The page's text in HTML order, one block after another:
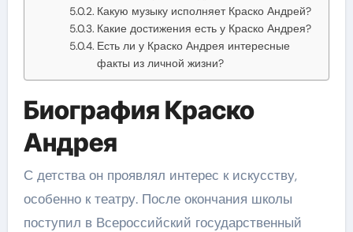
Какую музыку исполняет Краско Андрей?
Какие достижения есть у Краско Андрея?
Есть ли у Краско Андрея интересные
факты из личной жизни?
Биография Краско
Андрея
С детства он проявлял интерес к искусству,
особенно к театру. После окончания школы
поступил в Всероссийский государственный